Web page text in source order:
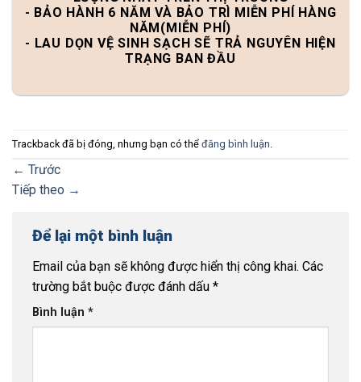
- BẢO HÀNH 6 NĂM VÀ BẢO TRÌ MIỄN PHÍ HÀNG
NĂM(MIỄN PHÍ)
- LAU DỌN VỆ SINH SẠCH SẼ TRẢ NGUYÊN HIỆN
TRẠNG BAN ĐẦU
Trackback đã bị đóng, nhưng bạn có thể đăng bình luận
← Trước
Tiếp theo →
Để lại một bình luận
Email của bạn sẽ không được hiển thị công khai. Các
trường bắt buộc được đánh dấu *
Bình luận *